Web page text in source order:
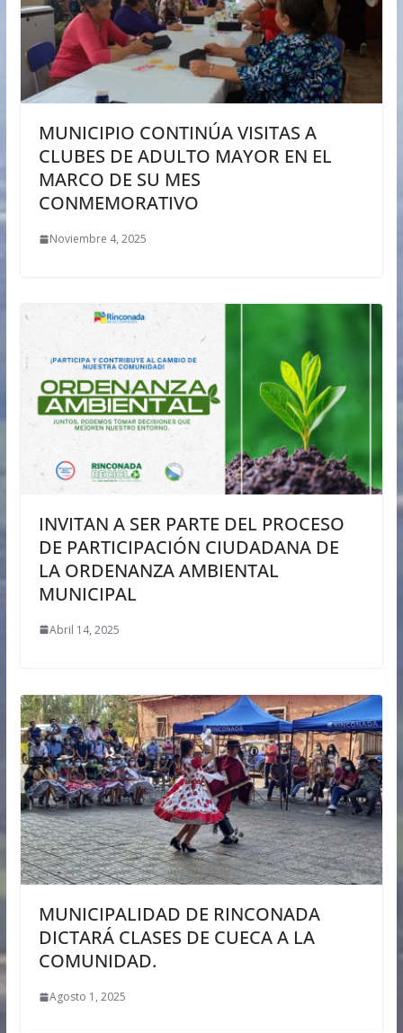
MUNICIPIO CONTINÚA VISITAS A
CLUBES DE ADULTO MAYOR EN EL
MARCO DE SU MES
CONMEMORATIVO
Noviembre 4, 2025
INVITAN A SER PARTE DEL PROCESO
DE PARTICIPACIÓN CIUDADANA DE
LA ORDENANZA AMBIENTAL
MUNICIPAL
Abril 14, 2025
MUNICIPALIDAD DE RINCONADA
DICTARÁ CLASES DE CUECA A LA
COMUNIDAD.
Agosto 1, 2025